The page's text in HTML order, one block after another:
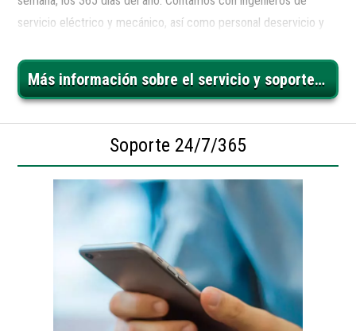
servicio eléctrico y mecánico, así como personal deservicio y
atención. Para aquellos clientes que requieren un tiempo de
respuesta de servicio en sitio garantizado, se puede analizar un
Más información sobre el servicio y soporte de AIDA-America
Soporte 24/7/365